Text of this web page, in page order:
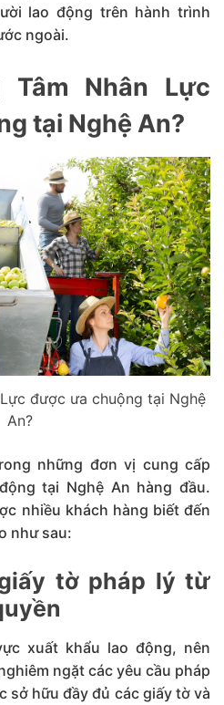
lao động trên hành trình
ngoài.
Tâm Nhân Lực
tại Nghệ An?
được ưa chuộng tại Nghệ
An?
những đơn vị cung cấp
tại Nghệ An hàng đầu.
nhiều khách hàng biết đến
như sau:
tờ pháp lý từ
xuất khẩu lao động, nên
ngặt các yêu cầu pháp
sở hữu đầy đủ các giấy tờ và